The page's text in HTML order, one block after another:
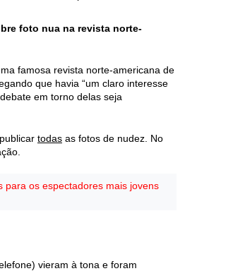
foto nua na revista norte-
famosa revista norte-americana de
que havia “um claro interesse
em torno delas seja
todas as fotos de nudez. No
para os espectadores mais jovens
vieram à tona e foram